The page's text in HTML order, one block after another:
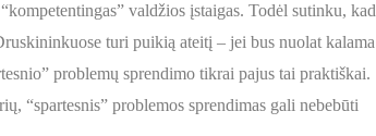
valdžios įstaigas. Todėl sutinku, kad
turi puikią ateitį – jei bus nuolat kalama
problemų sprendimo tikrai pajus tai praktiškai.
“spartesnis” problemos sprendimas gali nebebūti